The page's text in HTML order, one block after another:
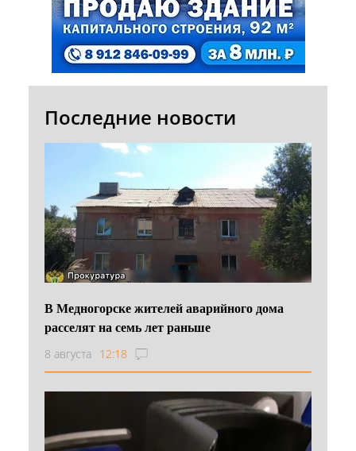
Последние новости
В Медногорске жителей аварийного дома
расселят на семь лет раньше
8 августа 12:18